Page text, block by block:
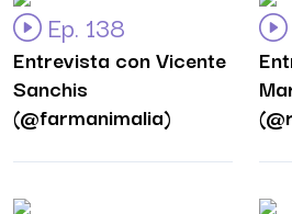
Ep. 138
Entrevista con Vicente
Sanchis
(@farmanimalia)